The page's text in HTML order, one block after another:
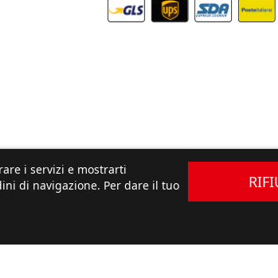
i servizi e mostrarti
di navigazione. Per dare il tuo